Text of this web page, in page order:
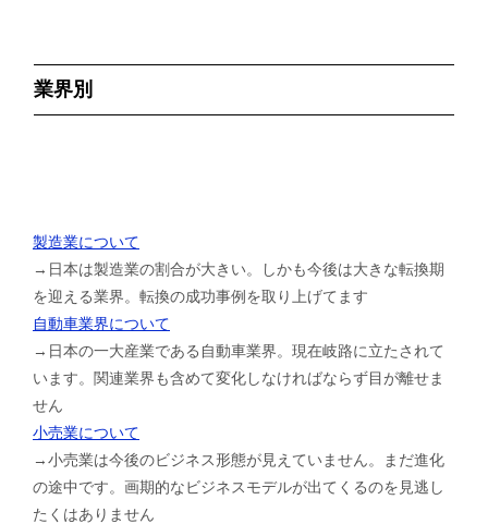
業界別
製造業について
→日本は製造業の割合が大きい。しかも今後は大きな転換期
を迎える業界。転換の成功事例を取り上げてます
自動車業界について
→日本の一大産業である自動車業界。現在岐路に立たされて
います。関連業界も含めて変化しなければならず目が離せま
せん
小売業について
→小売業は今後のビジネス形態が見えていません。まだ進化
の途中です。画期的なビジネスモデルが出てくるのを見逃し
たくはありません